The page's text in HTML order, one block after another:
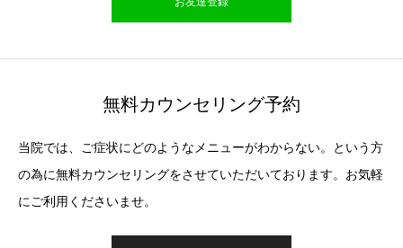
無料カウンセリング予約
当院では、ご症状にどのようなメニューがわからない。という方
の為に無料カウンセリングをさせていただいております。お気軽
にご利用くださいませ。